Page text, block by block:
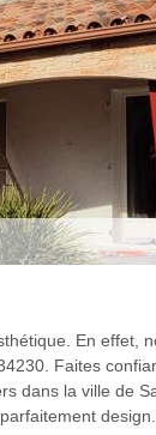
En effet,
Faites
dans la ville de
design.